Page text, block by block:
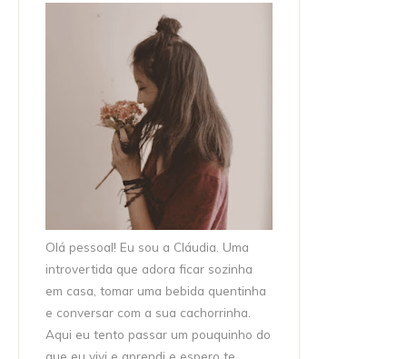
Olá pessoal! Eu sou a Cláudia. Uma
introvertida que adora ficar sozinha
em casa, tomar uma bebida quentinha
e conversar com a sua cachorrinha.
Aqui eu tento passar um pouquinho do